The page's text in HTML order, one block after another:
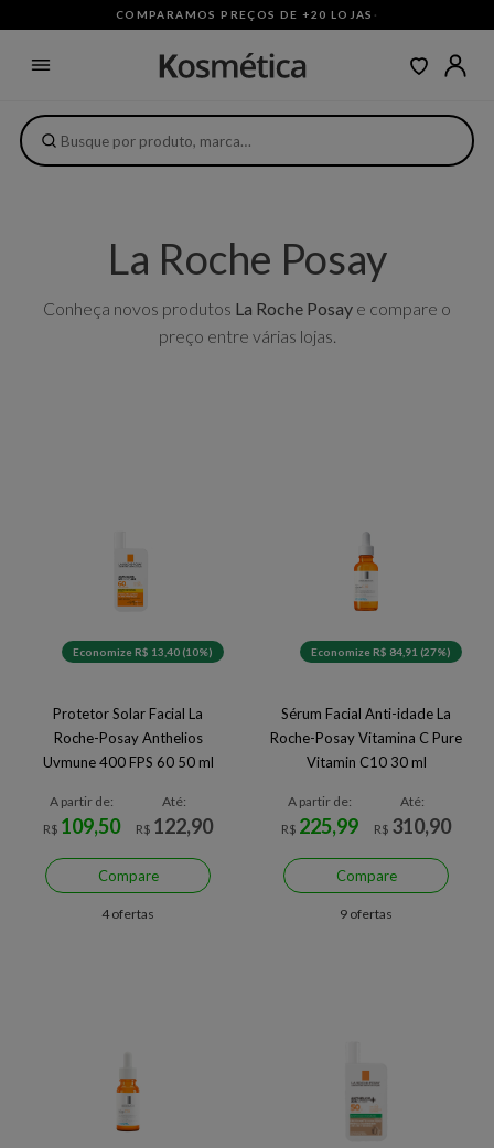
COMPARAMOS PREÇOS DE +20 LOJAS ·
La Roche Posay
Conheça novos produtos La Roche Posay e compare o
preço entre várias lojas.
Economize R$ 13,40 (10%)
Protetor Solar Facial La
Roche-Posay Anthelios
Uvmune 400 FPS 60 50 ml
A partir de:
R$ 109,50
Até:
R$ 122,90
Compare
4 ofertas
Economize R$ 84,91 (27%)
Sérum Facial Anti-idade La
Roche-Posay Vitamina C Pure
Vitamin C10 30 ml
A partir de:
R$ 225,99
Até:
R$ 310,90
Compare
9 ofertas